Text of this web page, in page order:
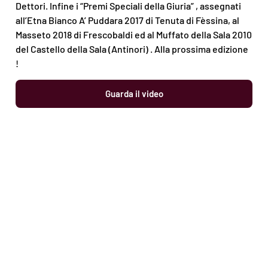
Dettori. Infine i “Premi Speciali della Giuria” , assegnati
all’Etna Bianco A’ Puddara 2017 di Tenuta di Fèssina, al
Masseto 2018 di Frescobaldi ed al Muffato della Sala 2010
del Castello della Sala (Antinori) . Alla prossima edizione
!
Guarda il video